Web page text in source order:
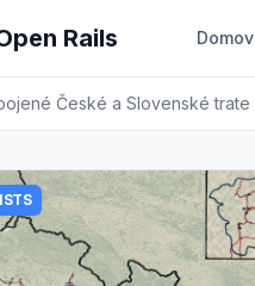
Rails Domov
České a Slovenské trate